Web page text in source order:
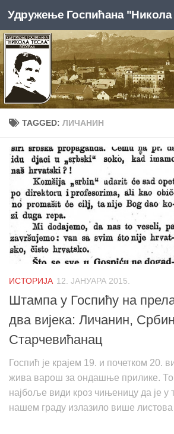
Skip to content
TAGGED: ЛИЧАНИН
ИСТОРИЈА 12. ЈАНУАРА 2015.
Штампа у Госпићу на
два вијека: Личанин,
Старчевићанац
Госпић је крајем 19. и почетком 20.
жива варош за ондашње прилике. То
најбоље види кроз чињеницу да је у
нашем граду излазило више листова